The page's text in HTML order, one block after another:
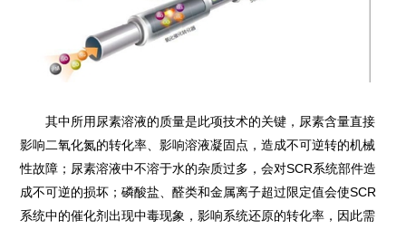
其中所用尿素溶液的质量是此项技术的关键，尿素含量直接
影响二氧化氮的转化率、影响溶液凝固点，造成不可逆转的机械
性故障；尿素溶液中不溶于水的杂质过多，会对SCR系统部件造
成不可逆的损坏；磷酸盐、醛类和金属离子超过限定值会使SCR
系统中的催化剂出现中毒现象，影响系统还原的转化率，因此需